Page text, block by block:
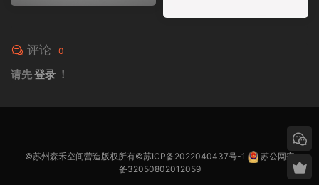
评论 0
请先登录 ！
©苏州森禾空间营造版权所有©苏ICP备2022040437号-1
苏公网安
备32050802012059